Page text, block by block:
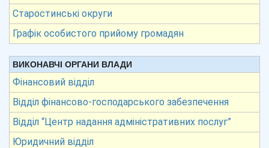
Старостинські округи
Графік особистого прийому громадян
ВИКОНАВЧІ ОРГАНИ ВЛАДИ
Фінансовий відділ
Відділ фінансово-господарського забезпечення
Відділ “Центр надання адміністративних послуг”
Юридичний відділ